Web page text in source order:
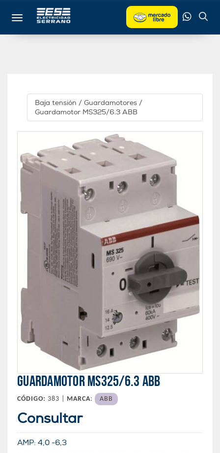
Toggle navigation
Baja tensión / Guardamotores /
Guardamotor MS325/6.3 ABB
GUARDAMOTOR MS325/6.3 ABB
CÓDIGO: 383 | MARCA: ABB
Consultar
AMP: 4,0 -6,3